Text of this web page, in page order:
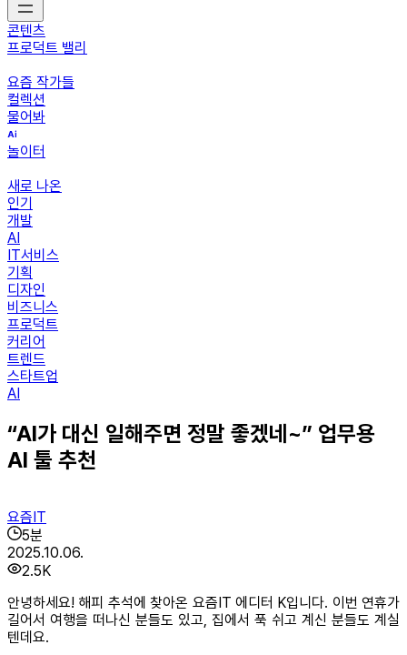
콘텐츠
프로덕트 밸리
요즘 작가들
컬렉션
물어봐
놀이터
새로 나온
인기
개발
AI
IT서비스
기획
디자인
비즈니스
프로덕트
커리어
트렌드
스타트업
AI
“AI가 대신 일해주면 정말 좋겠네~” 업무용
AI 툴 추천
요즘IT
5분
2025.10.06.
2.5K
안녕하세요! 해피 추석에 찾아온 요즘IT 에디터 K입니다. 이번 연휴가
길어서 여행을 떠나신 분들도 있고, 집에서 푹 쉬고 계신 분들도 계실
텐데요.